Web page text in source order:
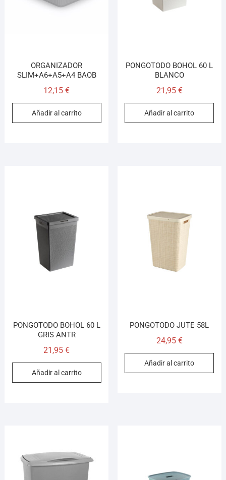
ORGANIZADOR
SLIM+A6+A5+A4 BAOB
12,15€
Añadir al carrito
PONGOTODO BOHOL 60 L
BLANCO
21,95 €
Añadir al carrito
PONGOTODO BOHOL 60 L
GRIS ANTR
21,95€
Añadir al carrito
PONGOTODO JUTE 58L
24,95 €
Añadir al carrito